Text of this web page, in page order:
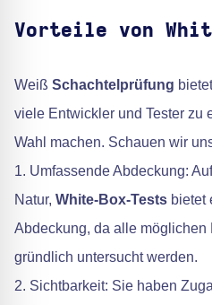
Vorteile von
Weiß Schachtelprüfung
viele Entwickler und Tester zu
Wahl machen. Schauen wir
1. Umfassende Abdeckung:
Natur, White-Box-Tests bietet
Abdeckung, da alle möglichen
gründlich untersucht werden.
2. Sichtbarkeit: Sie haben